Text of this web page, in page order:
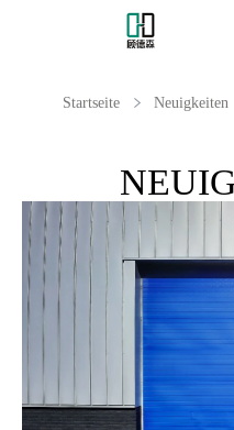
Startseite Neuigkeiten